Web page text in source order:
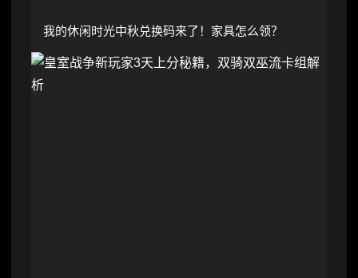
我的休闲时光中秋兑换码来了！家具怎么领？